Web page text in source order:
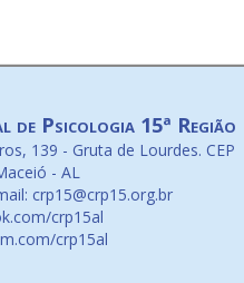
de Psicologia 15ª Região
139 - Gruta de Lourdes. CEP
- AL
crp15@crp15.org.br
crp15al
crp15al